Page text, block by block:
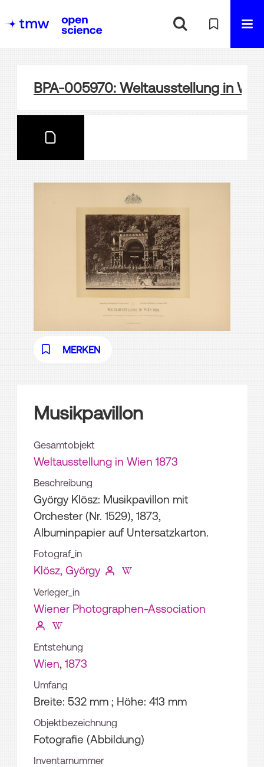
BPA-005970: Weltausstellung in
MERKEN
Musikpavillon
Gesamtobjekt
Weltausstellung in Wien 1873
Beschreibung
György Klösz: Musikpavillon mit
Orchester (Nr. 1529), 1873,
Albuminpapier auf Untersatzkarton.
Fotograf_in
Klösz, György
Verleger_in
Wiener Photographen-Association
Entstehung
Wien, 1873
Umfang
Breite: 532 mm ; Höhe: 413 mm
Objektbezeichnung
Fotografie (Abbildung)
Inventarnummer